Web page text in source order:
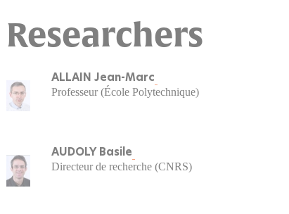
Researchers
ALLAIN Jean-Marc
Professeur (École Polytechnique)
AUDOLY Basile
Directeur de recherche (CNRS)